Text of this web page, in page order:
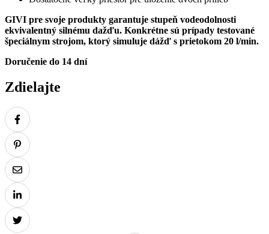
GIVI pre svoje produkty garantuje stupeň vodeodolnosti
ekvivalentný silnému dažďu. Konkrétne sú prípady testované
špeciálnym strojom, ktorý simuluje dážď s prietokom 20 l/min.
Doručenie do 14 dní
Zdielajte